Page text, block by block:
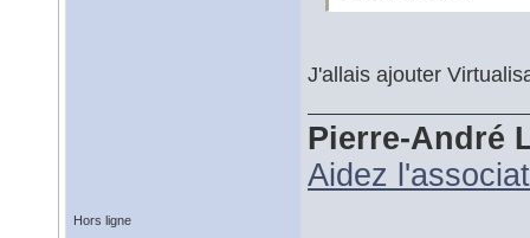
J'allais ajouter
Pierre-André
Aidez
Hors ligne